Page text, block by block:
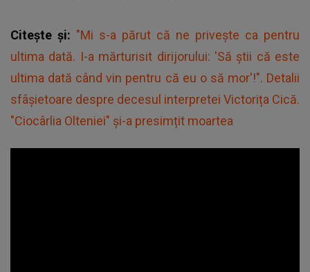
Citește și: "Mi s-a părut că ne privește ca pentru
ultima dată. I-a mărturisit dirijorului: 'Să știi că este
ultima dată când vin pentru că eu o să mor'!". Detalii
sfâșietoare despre decesul interpretei Victorița Cică.
"Ciocârlia Olteniei" și-a presimțit moartea